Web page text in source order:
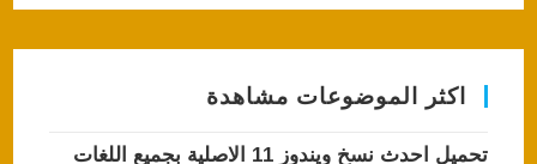
اكثر الموضوعات مشاهدة
تحميل احدث نسخ ويندوز 11 الاصلية بجميع اللغات